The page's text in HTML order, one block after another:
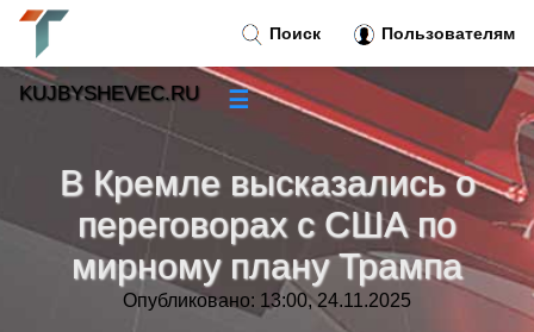
В Кремле высказались о
переговорах с США по
мирному плану Трампа
Опубликовано: 13:00, 24.11.2025
Поиск Пользователям
KUJBYSHEVEC.RU ☰
Новости»
Тренды новостей »
Рубрики»